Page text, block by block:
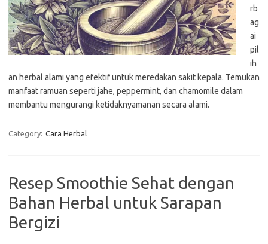
rb
ag
ai
pil
ih
an herbal alami yang efektif untuk meredakan sakit kepala. Temukan
manfaat ramuan seperti jahe, peppermint, dan chamomile dalam
membantu mengurangi ketidaknyamanan secara alami.
Category: Cara Herbal
Resep Smoothie Sehat dengan
Bahan Herbal untuk Sarapan
Bergizi